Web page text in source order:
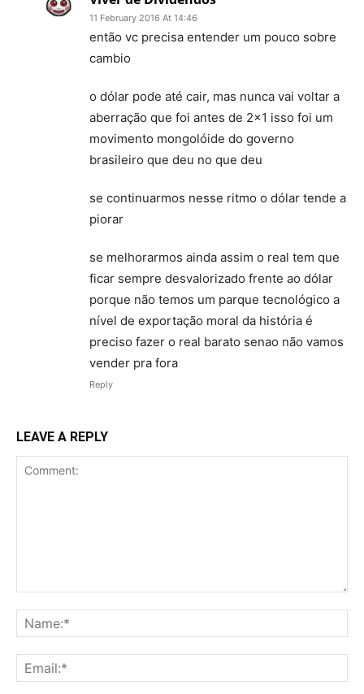
11 February 2016 At 14:46
então vc precisa entender um pouco sobre
cambio
o dólar pode até cair, mas nunca vai voltar a
aberração que foi antes de 2×1 isso foi um
movimento mongolóide do governo
brasileiro que deu no que deu
se continuarmos nesse ritmo o dólar tende a
piorar
se melhorarmos ainda assim o real tem que
ficar sempre desvalorizado frente ao dólar
porque não temos um parque tecnológico a
nível de exportação moral da história é
preciso fazer o real barato senao não vamos
vender pra fora
Reply
LEAVE A REPLY